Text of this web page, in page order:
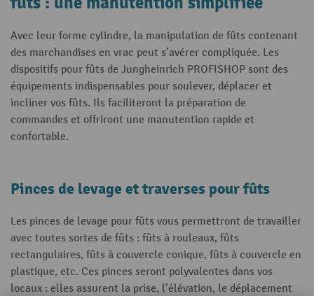
Avec leur forme cylindre, la manipulation de fûts contenant
des marchandises en vrac peut s’avérer compliquée. Les
dispositifs pour fûts de Jungheinrich PROFISHOP sont des
équipements indispensables pour soulever, déplacer et
incliner vos fûts. Ils faciliteront la préparation de
commandes et offriront une manutention rapide et
confortable.
Pinces de levage et traverses pour fûts
Les pinces de levage pour fûts vous permettront de travailler
avec toutes sortes de fûts : fûts à rouleaux, fûts
rectangulaires, fûts à couvercle conique, fûts à couvercle en
plastique, etc. Ces pinces seront polyvalentes dans vos
locaux : elles assurent la prise, l’élévation, le déplacement